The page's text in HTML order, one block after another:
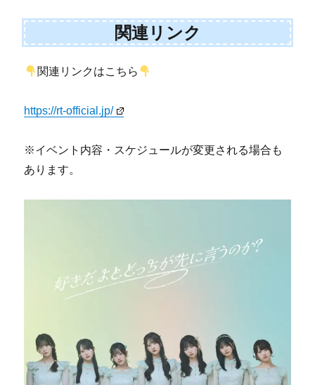
関連リンク
関連リンクはこちら
https://rt-official.jp/
※イベント内容・スケジュールが変更される場合も
あります。